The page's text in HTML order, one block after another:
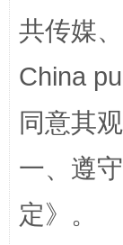
国家大
共传媒
China
同意其
一、遵
定》。